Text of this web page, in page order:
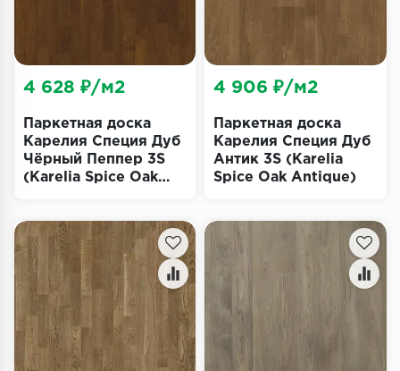
Подложка
Строительные материалы
Паркетная доска
Карелия Специя Дуб
Чёрный Пеппер 3S
(Karelia Spice Oak
4 628 ₽/м2
Паркетная доска
Карелия Специя Дуб
Антик 3S (Karelia
Spice Oak Antique)
4 906 ₽/м2